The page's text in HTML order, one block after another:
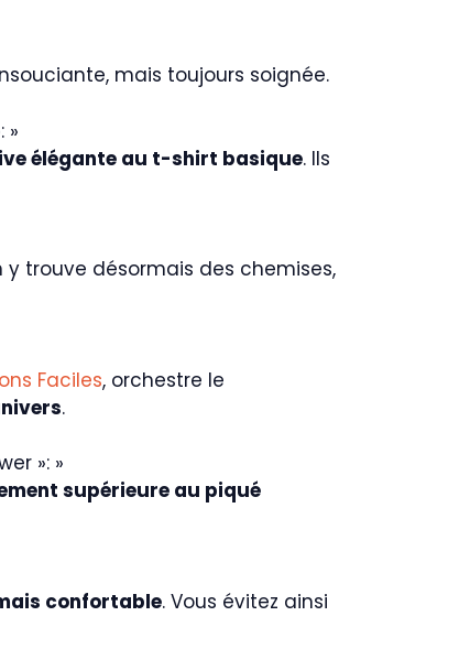
mais toujours soignée.
»
élégante au t-shirt basique. Ils
y trouve désormais des chemises,
Faciles, orchestre le
.
»: »
supérieure au piqué
confortable. Vous évitez ainsi